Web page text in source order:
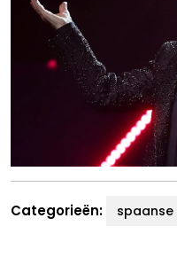
Categorieën: spaanse